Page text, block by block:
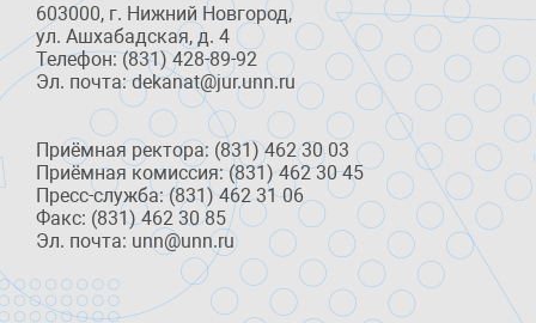
603000, г. Нижний Новгород,
ул. Ашхабадская, д. 4
Телефон: (831) 428-89-92
Эл. почта: dekanat@jur.unn.ru
Приёмная ректора: (831) 462 30 03
Приёмная комиссия: (831) 462 30 45
Пресс-служба: (831) 462 31 06
Факс: (831) 462 30 85
Эл. почта: unn@unn.ru